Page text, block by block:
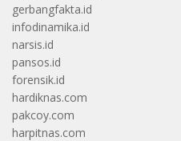
gerbangfakta.id
infodinamika.id
narsis.id
pansos.id
forensik.id
hardiknas.com
pakcoy.com
harpitnas.com